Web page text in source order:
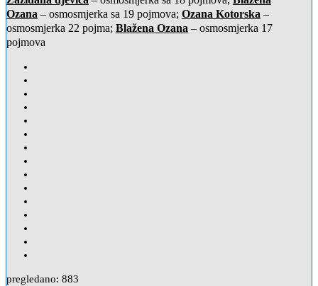
Ozana – osmosmjerka sa 19 pojmova; Ozana Kotorska –
osmosmjerka 22 pojma; Blažena Ozana – osmosmjerka 17
pojmova
pregledano: 883